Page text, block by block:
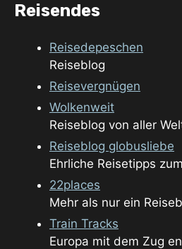
Reisendes
Reisedepeschen
Reiseblog
Reisevergnügen
Wolkenweit
Reiseblog von aller
Reiseblog globusliebe
Ehrliche Reisetipps
22places
Mehr als nur ein
Train Tracks
Europa mit dem Zug